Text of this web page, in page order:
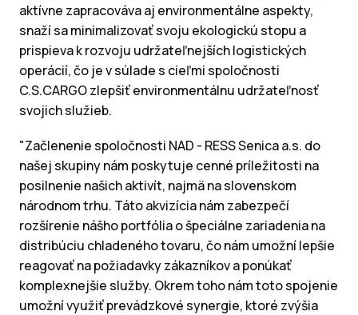
aktívne zapracováva aj environmentálne aspekty,
snaží sa minimalizovať svoju ekologickú stopu a
prispieva k rozvoju udržateľnejších logistických
operácií, čo je v súlade s cieľmi spoločnosti
C.S.CARGO zlepšiť environmentálnu udržateľnosť
svojich služieb.
"Začlenenie spoločnosti NAD - RESS Senica a.s. do
našej skupiny nám poskytuje cenné príležitosti na
posilnenie našich aktivít, najmä na slovenskom
národnom trhu. Táto akvizícia nám zabezpečí
rozšírenie nášho portfólia o špeciálne zariadenia na
distribúciu chladeného tovaru, čo nám umožní lepšie
reagovať na požiadavky zákazníkov a ponúkať
komplexnejšie služby. Okrem toho nám toto spojenie
umožní využiť prevádzkové synergie, ktoré zvýšia